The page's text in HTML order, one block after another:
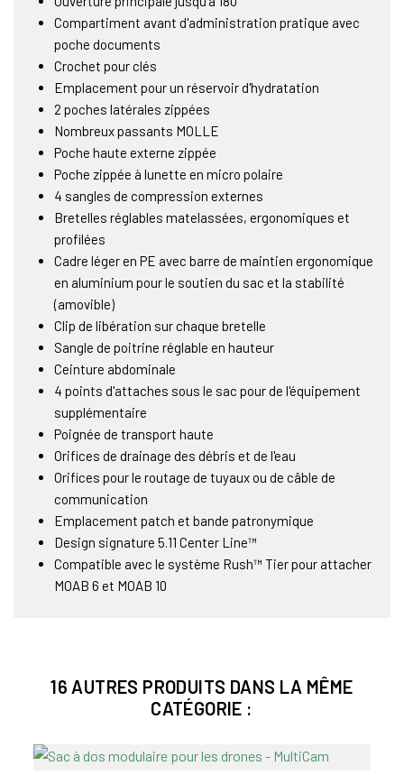
Compartiment avant d'administration pratique avec
poche documents
Crochet pour clés
Emplacement pour un réservoir d'hydratation
2 poches latérales zippées
Nombreux passants MOLLE
Poche haute externe zippée
Poche zippée à lunette en micro polaire
4 sangles de compression externes
Bretelles réglables matelassées, ergonomiques et
profilées
Cadre léger en PE avec barre de maintien ergonomique
en aluminium pour le soutien du sac et la stabilité
(amovible)
Clip de libération sur chaque bretelle
Sangle de poitrine réglable en hauteur
Ceinture abdominale
4 points d'attaches sous le sac pour de l'équipement
supplémentaire
Poignée de transport haute
Orifices de drainage des débris et de l'eau
Orifices pour le routage de tuyaux ou de câble de
communication
Emplacement patch et bande patronymique
Design signature 5.11 Center Line™
Compatible avec le système Rush™ Tier pour attacher
MOAB 6 et MOAB 10
16 AUTRES PRODUITS DANS LA MÊME
CATÉGORIE :